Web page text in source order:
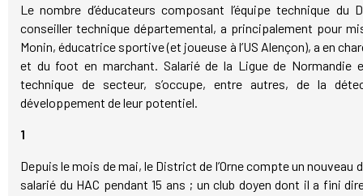
Le nombre d’éducateurs composant l’équipe technique du
conseiller technique départemental, a principalement pour
Monin, éducatrice sportive (et joueuse à l’US Alençon), a en
et du foot en marchant. Salarié de la Ligue de Normandie
technique de secteur, s’occupe, entre autres, de la
développement de leur potentiel.
1
Depuis le mois de mai, le District de l’Orne compte un
salarié du HAC pendant 15 ans ; un club doyen dont il a fini